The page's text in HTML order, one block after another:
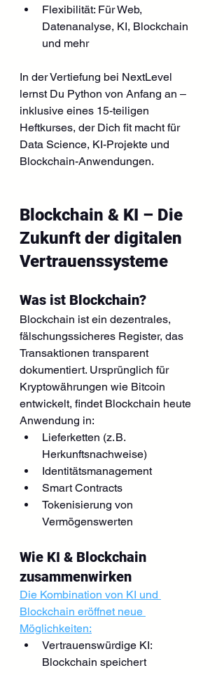
Flexibilität: Für Web,
Datenanalyse, KI, Blockchain
und mehr
In der Vertiefung bei NextLevel
lernst Du Python von Anfang an –
inklusive eines 15-teiligen
Heftkurses, der Dich fit macht für
Data Science, KI-Projekte und
Blockchain-Anwendungen.
Blockchain & KI – Die
Zukunft der digitalen
Vertrauenssysteme
Was ist Blockchain?
Blockchain ist ein dezentrales,
fälschungssicheres Register, das
Transaktionen transparent
dokumentiert. Ursprünglich für
Kryptowährungen wie Bitcoin
entwickelt, findet Blockchain heute
Anwendung in:
Lieferketten (z. B.
Herkunftsnachweise)
Identitätsmanagement
Smart Contracts
Tokenisierung von
Vermögenswerten
Wie KI & Blockchain
zusammenwirken
Die Kombination von KI und
Blockchain eröffnet neue
Möglichkeiten:
Vertrauenswürdige KI:
Blockchain speichert